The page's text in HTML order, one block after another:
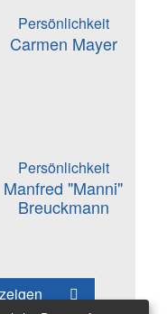
Persönlichkeit
Carmen Mayer
Persönlichkeit
Manfred "Manni"
Breuckmann